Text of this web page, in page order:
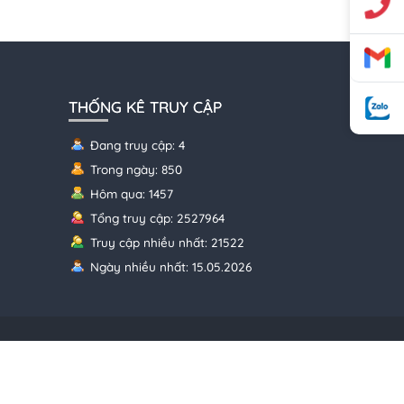
THỐNG KÊ TRUY CẬP
Đang truy cập: 4
Trong ngày: 850
Hôm qua: 1457
Tổng truy cập: 2527964
Truy cập nhiều nhất: 21522
Ngày nhiều nhất: 15.05.2026